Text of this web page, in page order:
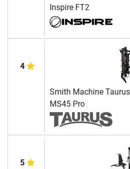
Inspire FT2
4
Smith Machine Taurus
MS45 Pro
5